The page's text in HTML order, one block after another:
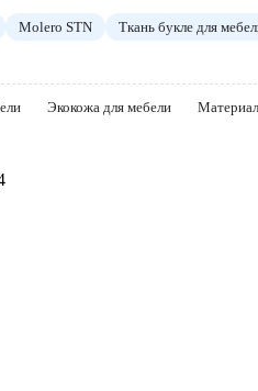
Molero STN Ткань букле для
Экокожа для мебели